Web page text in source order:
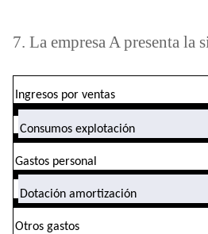
7. La empresa A presenta la
Ingresos por ventas
Consumos explotación
Gastos personal
Dotación amortización
Otros gastos